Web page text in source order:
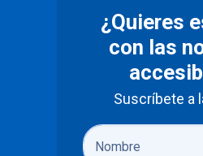
¿Quieres
con las
Suscríbete a